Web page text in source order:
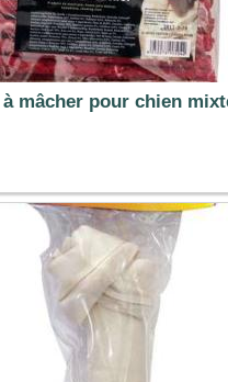
mâcher pour chien
6.99 €